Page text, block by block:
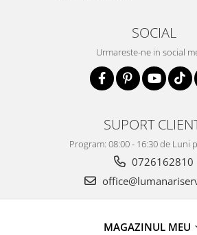
SOCIAL
Urmareste-ne in social
SUPORT
Program: 08:00 - 16:30 de Luni
0726162810
MAGAZINUL MEU